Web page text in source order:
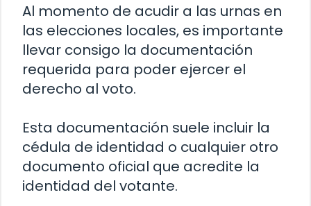
Al momento de acudir a las urnas en
las elecciones locales, es importante
llevar consigo la documentación
requerida para poder ejercer el
derecho al voto.
Esta documentación suele incluir la
cédula de identidad o cualquier otro
documento oficial que acredite la
identidad del votante.